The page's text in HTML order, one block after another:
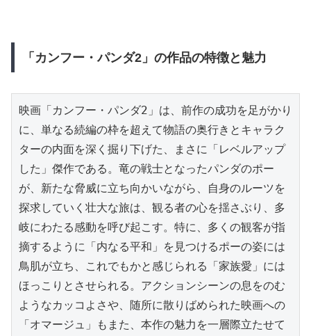
「カンフー・パンダ2」の作品の特徴と魅力
映画「カンフー・パンダ2」は、前作の成功を足がかり
に、単なる続編の枠を超えて物語の奥行きとキャラク
ターの内面を深く掘り下げた、まさに「レベルアップ
した」傑作である。竜の戦士となったパンダのポー
が、新たな脅威に立ち向かいながら、自身のルーツを
探求していく壮大な旅は、観る者の心を揺さぶり、多
岐にわたる感動を呼び起こす。特に、多くの観客が指
摘するように「内なる平和」を見つけるポーの姿には
鳥肌が立ち、これでもかと感じられる「家族愛」には
ほっこりとさせられる。アクションシーンの息をのむ
ようなカッコよさや、随所に散りばめられた映画への
「オマージュ」もまた、本作の魅力を一層際立たせて